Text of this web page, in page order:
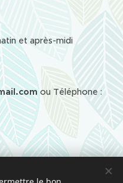
et après-midi
ou Téléphone :